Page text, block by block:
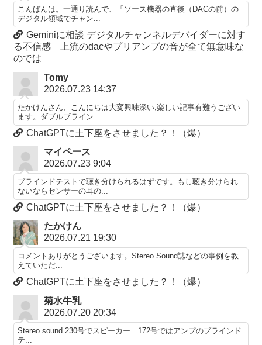
こんばんは。一通り読んで、「ソース機器の直後（DACの前）の
デジタル領域でチャン...
Geminiに相談 デジタルチャンネルデバイダーに対す
る不信感 上流のdacやプリアンプの音が全て無意味な
のでは
Tomy
2026.07.23 14:37
たかけんさん、こんにちは大変興味深い,楽しい記事有難うござい
ます。ダブルブライン...
ChatGPTに土下座をさせました？！（爆）
マイペース
2026.07.23 9:04
ブラインドテストで聴き分けられるはずです。もし聴き分けられ
ないならセンサーの耳の...
ChatGPTに土下座をさせました？！（爆）
たかけん
2026.07.21 19:30
コメントありがとうございます。Stereo Sound誌などの事例を教
えていただ...
ChatGPTに土下座をさせました？！（爆）
菊水牛乳
2026.07.20 20:34
Stereo sound 230号でスピーカー 172号ではアンプのブラインド
テ...